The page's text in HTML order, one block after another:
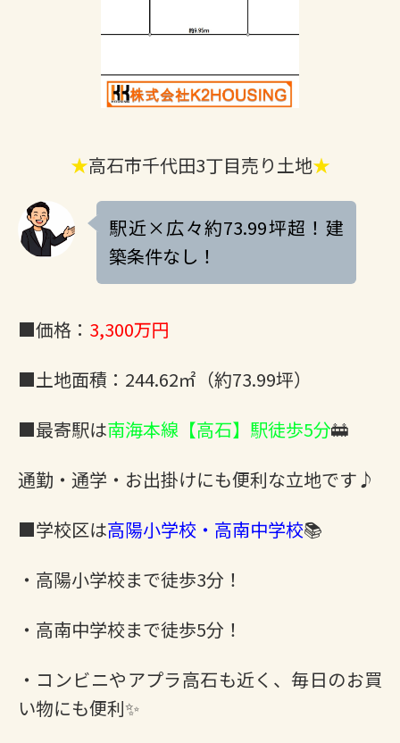
★高石市千代田3丁目売り土地★
駅近×広々約73.99坪超！建
築条件なし！
■価格： 3,300万円
■土地面積：244.62㎡（約73.99坪）
■最寄駅は南海本線【高石】駅徒歩5分🚋
通勤・通学・お出掛けにも便利な立地です♪
■学校区は高陽小学校・高南中学校📚
・高陽小学校まで徒歩3分！
・高南中学校まで徒歩5分！
・コンビニやアプラ高石も近く、毎日のお買
い物にも便利✨